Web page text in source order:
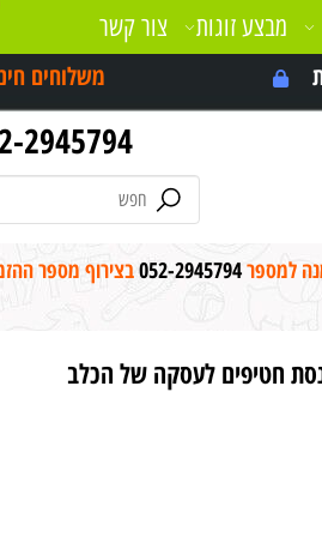
משלוחים
2945794
מבצע זוגות צור קשר
052-2945794בצירוף מספר
חטיפים לעסקה של הכלב